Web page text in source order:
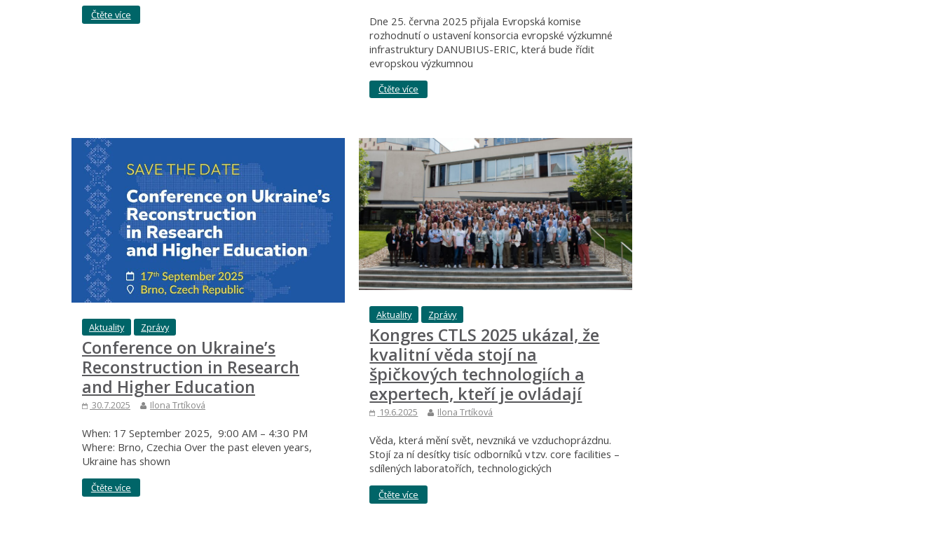
Čtěte více
Dne 25. června 2025 přijala Evropská komise
rozhodnutí o ustavení konsorcia evropské výzkumné
infrastruktury DANUBIUS-ERIC, která bude řídit
evropskou výzkumnou
Čtěte více
Aktuality Zprávy
Conference on Ukraine’s
Reconstruction in Research
and Higher Education
30.7.2025 Ilona Trtíková
When: 17 September 2025, 9:00 AM – 4:30 PM
Where: Brno, Czechia Over the past eleven years,
Ukraine has shown
Čtěte více
Aktuality Zprávy
Kongres CTLS 2025 ukázal, že
kvalitní věda stojí na
špičkových technologiích a
expertech, kteří je ovládají
19.6.2025 Ilona Trtíková
Věda, která mění svět, nevzniká ve vzduchoprázdnu.
Stojí za ní desítky tisíc odborníků v tzv. core facilities –
sdílených laboratořích, technologických
Čtěte více